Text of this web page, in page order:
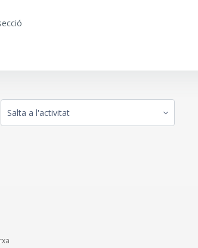
Salta a l'activitat